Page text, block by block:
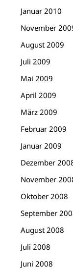
Januar 2010
November
August 2009
Juli 2009
Mai 2009
April 2009
März 2009
Februar 2009
Januar 2009
Dezember
November
Oktober 2008
September
August 2008
Juli 2008
Juni 2008